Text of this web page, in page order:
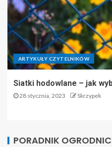
ARTYKUŁY CZYTELNIKÓW
Siatki hodowlane – jak
28 stycznia, 2023 Skrzypek
PORADNIK